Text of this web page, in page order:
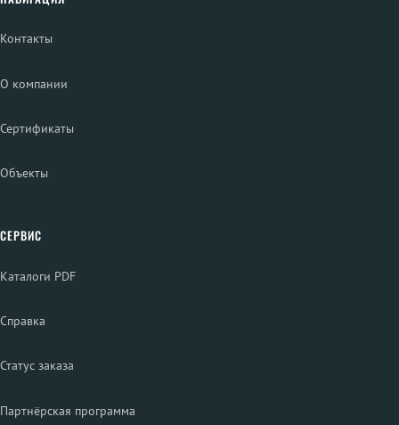
Контакты
О компании
Сертификаты
Объекты
СЕРВИС
Каталоги PDF
Справка
Статус заказа
Партнёрская программа